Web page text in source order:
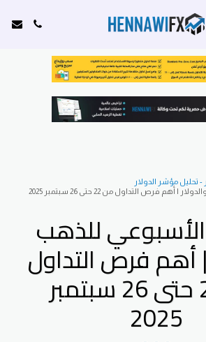
تحليل مؤشر الدولار
فرص التداول من 22 حتى 26 سبتمبر 2025
الأسبوعي للذهب
| أهم فرص التداول
من 22 حتى 26 سبتمبر
2025